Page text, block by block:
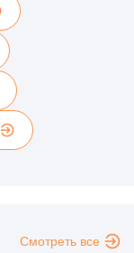
Смотреть все